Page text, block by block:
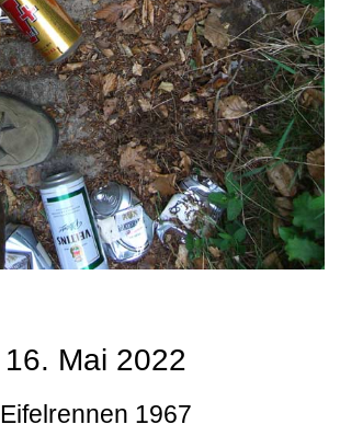
16. Mai 2022
Eifelrennen 1967